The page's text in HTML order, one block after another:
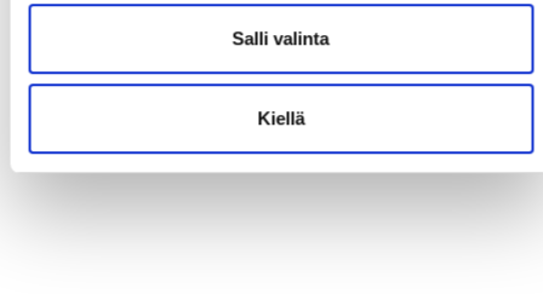
Salli valinta
Kiellä